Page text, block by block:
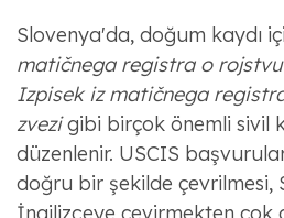
Slovenya'da, doğum kaydı
matičnega registra o rojstvu
Izpisek iz matičnega
zvezigibi birçok önemli sivil
düzenlenir. USCIS
doğru bir şekilde çevrilmesi,
İngilizceye çevirmekten çok